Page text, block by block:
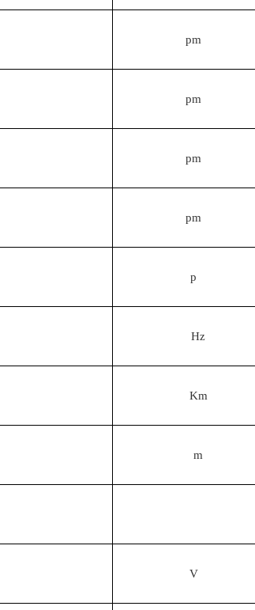
pm
pm
pm
pm
p
Hz
Km
m
V